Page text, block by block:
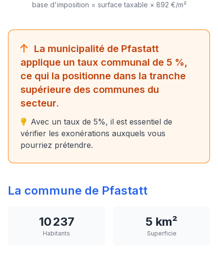
base d'imposition = surface taxable × 892 €/m²
La municipalité de Pfastatt
applique un taux communal de 5 %,
ce qui la positionne dans la tranche
supérieure des communes du
secteur.
Avec un taux de 5%, il est essentiel de
vérifier les exonérations auxquels vous
pourriez prétendre.
La commune de Pfastatt
10 237
Habitants
5 km²
Superficie